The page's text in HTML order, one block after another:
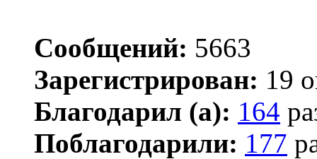
Сообщений: 5663
Зарегистрирован: 19
Благодарил (а): 164
Поблагодарили: 177